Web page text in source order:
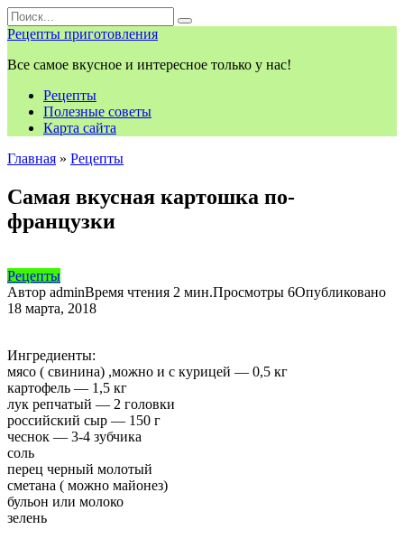
Перейти
к
контенту
Search
for:
Рецепты приготовления
Все самое вкусное и интересное только у нас!
Рецепты
Полезные советы
Карта сайта
Главная » Рецепты
Самая вкусная картошка по-
французки
Рецепты
Автор adminВремя чтения 2 мин.Просмотры 6Опубликовано
18 марта, 2018
Ингредиенты:
мясо ( свинина) ,можно и с курицей — 0,5 кг
картофель — 1,5 кг
лук репчатый — 2 головки
российский сыр — 150 г
чеснок — 3-4 зубчика
соль
перец черный молотый
сметана ( можно майонез)
бульон или молоко
зелень